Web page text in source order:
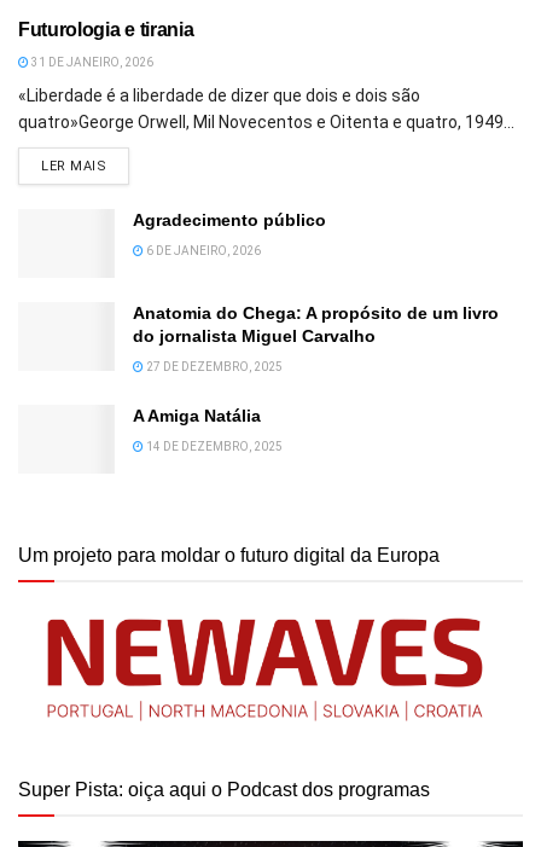
Futurologia e tirania
31 DE JANEIRO, 2026
«Liberdade é a liberdade de dizer que dois e dois são
quatro»George Orwell, Mil Novecentos e Oitenta e quatro, 1949...
LER MAIS
Agradecimento público
6 DE JANEIRO, 2026
Anatomia do Chega: A propósito de um livro
do jornalista Miguel Carvalho
27 DE DEZEMBRO, 2025
A Amiga Natália
14 DE DEZEMBRO, 2025
Um projeto para moldar o futuro digital da Europa
Super Pista: oiça aqui o Podcast dos programas